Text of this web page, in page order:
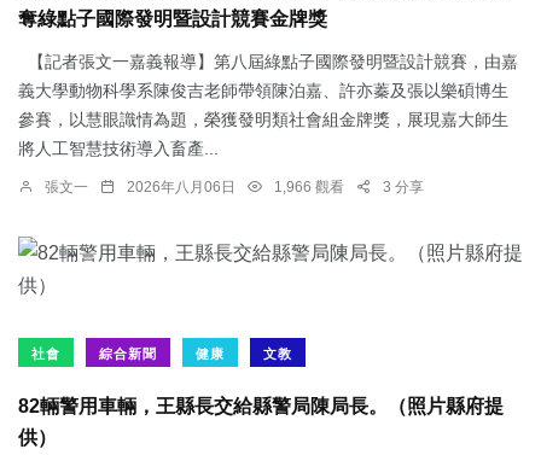
奪綠點子國際發明暨設計競賽金牌獎
【記者張文一嘉義報導】第八屆綠點子國際發明暨設計競賽，由嘉
義大學動物科學系陳俊吉老師帶領陳泊嘉、許亦蓁及張以樂碩博生
參賽，以慧眼識情為題，榮獲發明類社會組金牌獎，展現嘉大師生
將人工智慧技術導入畜產...
張文一 2026年八月06日 1,966 觀看 3 分享
社會 綜合新聞 健康 文教
82輛警用車輛，王縣長交給縣警局陳局長。（照片縣府提
供）